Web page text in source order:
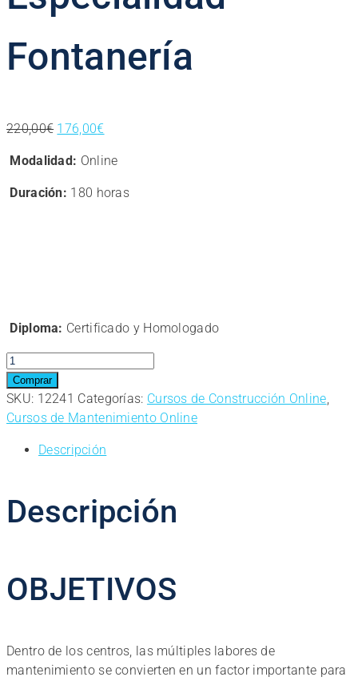
Fontanería
220,00€ El
original
era:
176,00€
actual
Modalidad: Online
Duración: 180 horas
Diploma: Certificado y Homologado
Curso
Online.
Técnico
de
Especialidad
Comprar
SKU: 12241 Categorías: Cursos de Construcción Online
Cursos de Mantenimiento Online
Descripción
Descripción
OBJETIVOS
Dentro de los centros, las múltiples labores de
mantenimiento se convierten en un factor importante para